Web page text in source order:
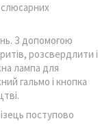
З допомогою
розсвердлити і
лампа для
гальмо і кнопка
поступово